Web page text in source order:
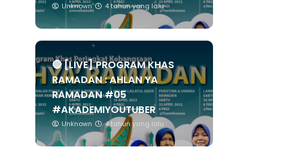
Unknown 4 tahun yang lalu
🔴 [LIVE] PROGRAM KHAS
RAMADAN : AHLAN YA
RAMADAN #05
#AKADEMIYOUTUBER
Unknown 4 tahun yang lalu